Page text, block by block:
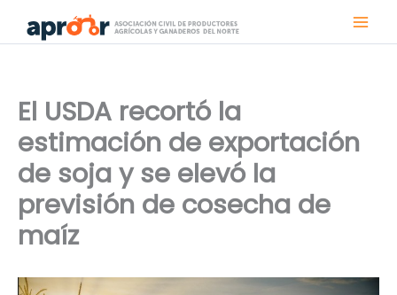
El USDA recortó la
estimación de exportación
de soja y se elevó la
previsión de cosecha de
maíz